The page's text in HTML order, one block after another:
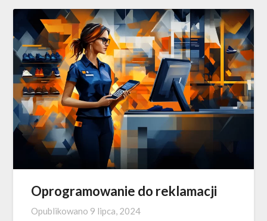
Oprogramowanie do reklamacji
Opublikowano 9 lipca, 2024